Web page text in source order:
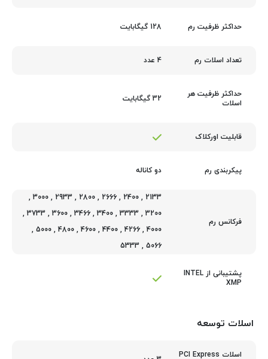
حداکثر ظرفیت رم 128 گیگابایت
تعداد اسلات رم 4 عدد
حداکثر ظرفیت هر
اسلات
32 گیگابایت
قابلیت اورکلاک
پیکربندی رم دو کاناله
فرکانس رم
2133
,
2400
,
2666
,
2800
,
2933
,
3000
,
3200
,
3333
,
3400
,
3466
,
3600
,
3733
,
4000
,
4266
,
4400
,
4600
,
4800
,
5000
,
5066
,
5333
پشتیبانی از INTEL
XMP
اسلات توسعه
اسلات PCI Express